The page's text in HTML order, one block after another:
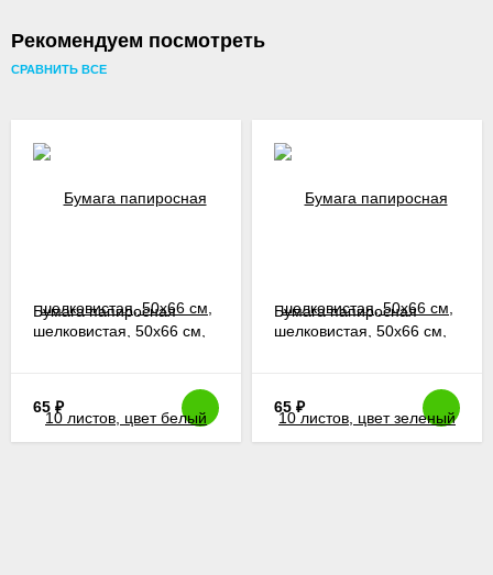
Рекомендуем посмотреть
СРАВНИТЬ ВСЕ
Бумага папиросная
шелковистая, 50х66 см,
65 ₽
Бумага папиросная
шелковистая, 50х66 см,
65 ₽